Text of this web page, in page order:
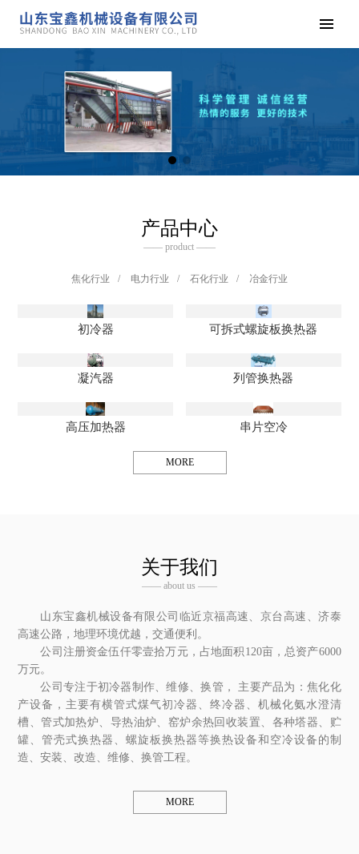
产品中心
—— product ——
焦化行业 / 电力行业 / 石化行业 / 冶金行业
初冷器 可拆式螺旋板换热器
凝汽器 列管换热器
高压加热器 串片空冷
MORE
关于我们
—— about us ——
山东宝鑫机械设备有限公司临近京福高速、京台高速、济泰
高速公路，地理环境优越，交通便利。
公司注册资金伍仟零壹拾万元，占地面积120亩，总资产6000
万元。
公司专注于初冷器制作、维修、换管， 主要产品为：焦化化
产设备，主要有横管式煤气初冷器、终冷器、机械化氨水澄清
槽、管式加热炉、导热油炉、窑炉余热回收装置、各种塔器、贮
罐、管壳式换热器、螺旋板换热器等换热设备和空冷设备的制
造、安装、改造、维修、换管工程。
MORE